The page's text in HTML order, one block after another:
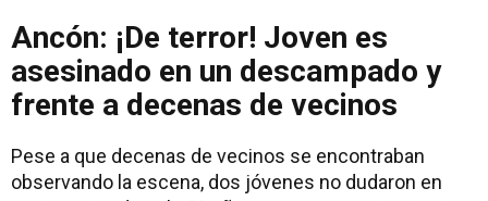
Ancón: ¡De terror! Joven es
asesinado en un descampado y
frente a decenas de vecinos
Pese a que decenas de vecinos se encontraban
observando la escena, dos jóvenes no dudaron en